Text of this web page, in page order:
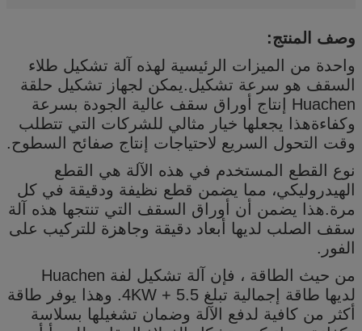
وصف المنتج:
واحدة من الميزات الرئيسية لهذه آلة تشكيل طلاء
السقف هو سرعة تشكيل.يمكن لجهاز تشكيل حلقة
Huachen إنتاج أوراق سقف عالية الجودة بسرعة
وكفاءةهذا يجعلها خيار مثالي للشركات التي تتطلب
وقت التحول السريع لاحتياجات إنتاج صفائح السطوح.
نوع القطع المستخدم في هذه الآلة هي القطع
الهيدروليكي، مما يضمن قطع نظيفة ودقيقة في كل
مرة.هذا يضمن أن أوراق السقف التي تنتجها هذه آلة
سقف الصلب لديها أبعاد دقيقة وجاهزة للتركيب على
الفور.
من حيث الطاقة ، فإن آلة تشكيل لفة Huachen
لديها طاقة إجمالية تبلغ 5.5 + 4KW. وهذا يوفر طاقة
أكثر من كافية لدفع الآلة وضمان تشغيلها بسلاسة